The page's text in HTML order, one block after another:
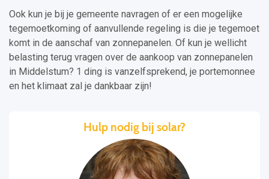
Ook kun je bij je gemeente navragen of er een mogelijke
tegemoetkoming of aanvullende regeling is die je tegemoet
komt in de aanschaf van zonnepanelen. Of kun je wellicht
belasting terug vragen over de aankoop van zonnepanelen
in Middelstum? 1 ding is vanzelfsprekend, je portemonnee
en het klimaat zal je dankbaar zijn!
Hulp nodig bij solar?